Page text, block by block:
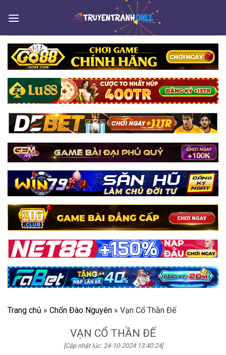
Trang chủ » Chốn Đào Nguyên » Vạn Cổ Thần Đế
VẠN CỔ THẦN ĐẾ
[Cập nhật lúc: 24-10-2024 13:40:24]